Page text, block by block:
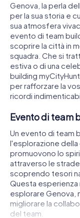
Genova, la perla
per la sua storia e
sua atmosfera
evento di team
scoprire la città in
squadra. Che si
estiva o di una
building
per rafforzare la
ricordi
Evento di team
Un evento di team
l'esplorazione
promuovono lo
attraverso le
scoprendo tesori
Questa
esplorare Genova,
migliorare la
del team.